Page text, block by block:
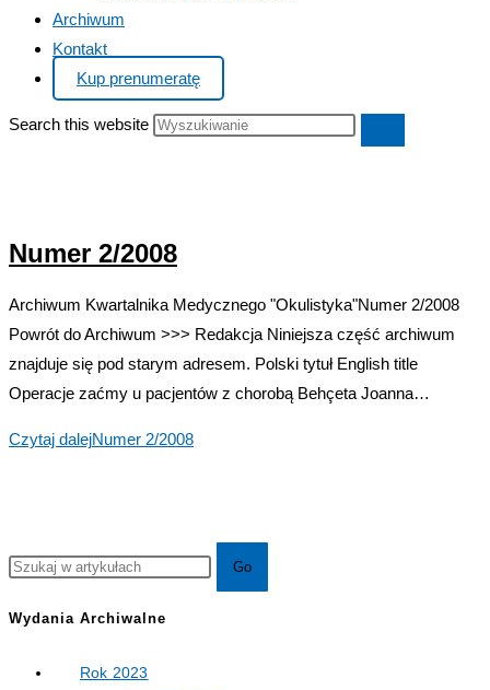
Archiwum
Kontakt
Kup prenumeratę
Search this website
Numer 2/2008
Archiwum Kwartalnika Medycznego "Okulistyka"Numer 2/2008
Powrót do Archiwum >>> Redakcja Niniejsza część archiwum
znajduje się pod starym adresem. Polski tytuł English title
Operacje zaćmy u pacjentów z chorobą Behçeta Joanna…
Czytaj dalejNumer 2/2008
Wydania Archiwalne
Rok 2023